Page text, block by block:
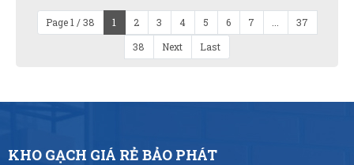
Page 1 / 38 1 2 3 4 5 6 7
37
38
Next Last
KHO GẠCH GIÁ RẺ BẢO PHÁT